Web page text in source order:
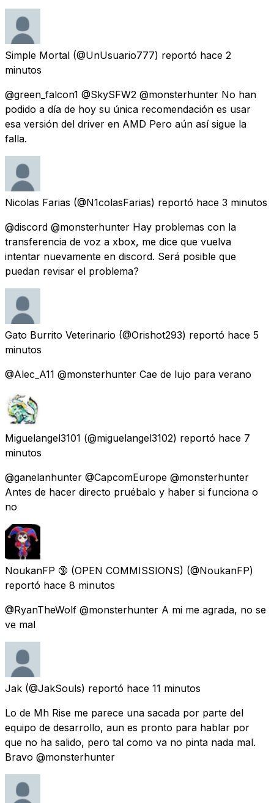
Simple Mortal (@UnUsuario777) reportó hace 2
minutos
@green_falcon1 @SkySFW2 @monsterhunter No han
podido a día de hoy su única recomendación es usar
esa versión del driver en AMD Pero aún así sigue la
falla.
Nicolas Farias (@N1colasFarias) reportó hace 3 minutos
@discord @monsterhunter Hay problemas con la
transferencia de voz a xbox, me dice que vuelva
intentar nuevamente en discord. Será posible que
puedan revisar el problema?
Gato Burrito Veterinario (@Orishot293) reportó hace 5
minutos
@Alec_A11 @monsterhunter Cae de lujo para verano
Miguelangel3101 (@miguelangel3102) reportó hace 7
minutos
@ganelanhunter @CapcomEurope @monsterhunter
Antes de hacer directo pruébalo y haber si funciona o
no
NoukanFP 🔞 (OPEN COMMISSIONS) (@NoukanFP)
reportó hace 8 minutos
@RyanTheWolf @monsterhunter A mi me agrada, no se
ve mal
Jak (@JakSouls) reportó hace 11 minutos
Lo de Mh Rise me parece una sacada por parte del
equipo de desarrollo, aun es pronto para hablar por
que no ha salido, pero tal como va no pinta nada mal.
Bravo @monsterhunter